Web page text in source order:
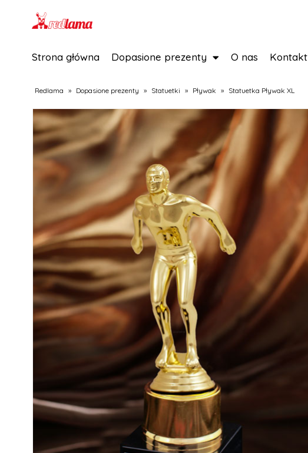
Strona główna Dopasione prezenty O nas Kontakt
Redlama » Dopasione prezenty » Statuetki » Pływak » Statuetka Pływak XL